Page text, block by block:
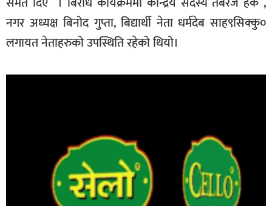
नगर अध्यक्ष बिनोद गुप्ता, बिद्यार्थी नेता धर्मदेब साह९सिक्कु०
लगायत नेताहरुको उपस्थिति रहेको थियो।